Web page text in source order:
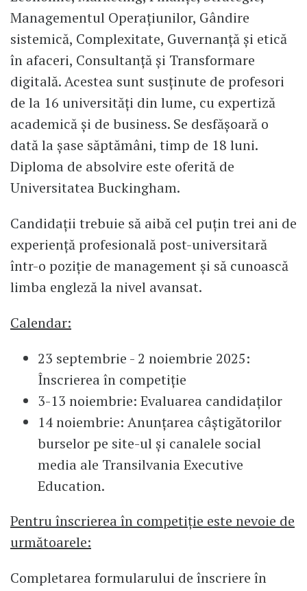
Managementul Operațiunilor, Gândire
sistemică, Complexitate, Guvernanță și etică
în afaceri, Consultanță și Transformare
digitală. Acestea sunt susținute de profesori
de la 16 universități din lume, cu expertiză
academică și de business. Se desfășoară o
dată la șase săptămâni, timp de 18 luni.
Diploma de absolvire este oferită de
Universitatea Buckingham.
Candidații trebuie să aibă cel puțin trei ani de
experiență profesională post-universitară
într-o poziție de management şi să cunoască
limba engleză la nivel avansat.
Calendar:
23 septembrie - 2 noiembrie 2025:
Înscrierea în competiție
3-13 noiembrie: Evaluarea candidaților
14 noiembrie: Anunțarea câştigătorilor
burselor pe site-ul și canalele social
media ale Transilvania Executive
Education.
Pentru înscrierea în competiție este nevoie de
următoarele:
Completarea formularului de înscriere în